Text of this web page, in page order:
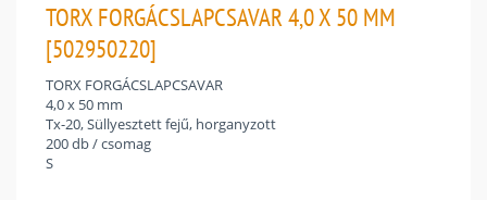
TORX FORGÁCSLAPCSAVAR 4,0 X 50 MM
[502950220]
TORX FORGÁCSLAPCSAVAR
4,0 x 50 mm
Tx-20, Süllyesztett fejű, horganyzott
200 db / csomag
S